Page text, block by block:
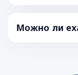
Можно ли